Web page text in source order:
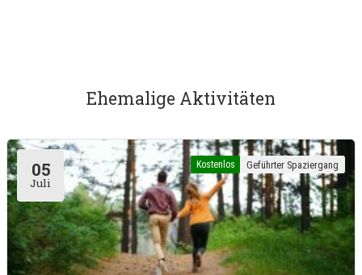
Ehemalige Aktivitäten
05
Juli
Kostenlos Geführter Spaziergang